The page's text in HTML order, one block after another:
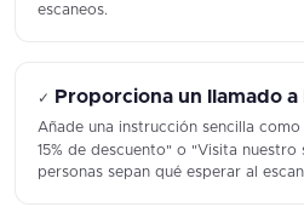
escaneos.
✓ Proporciona un llamado a
Añade una instrucción sencilla
15% de descuento" o "Visita
personas sepan qué esperar al